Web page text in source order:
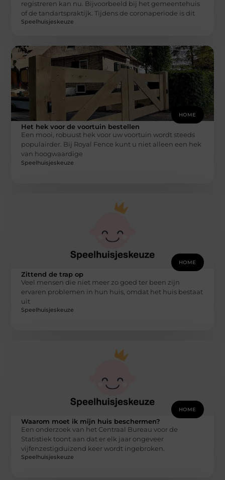
registreren kan nu. Bijvoorbeeld bij het gemeentehuis
of de tandartspraktijk. Tijdens de coronaperiode is dit
Speelhuisjeskeuze
HOME
Het hek voor de voortuin bestellen
Een mooi, robuust hek voor uw voortuin wordt steeds
populairder. Bij Royal Fence kunt u niet alleen een hek
van hoogwaardige
Speelhuisjeskeuze
HOME
Zittend de trap op
Veel mensen die niet meer zo goed ter been zijn
ervaren problemen in hun huis, omdat het huis bestaat
uit
Speelhuisjeskeuze
HOME
Waarom moet ik mijn huis beschermen?
Een onderzoek van het Centraal Bureau voor de
Statistiek toont aan dat er elk jaar ongeveer
vijfenzestigduizend keer wordt ingebroken.
Speelhuisjeskeuze